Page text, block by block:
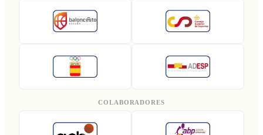
COLABORADORES